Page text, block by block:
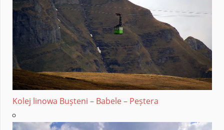
Kolej linowa Bușteni – Babele – Peștera